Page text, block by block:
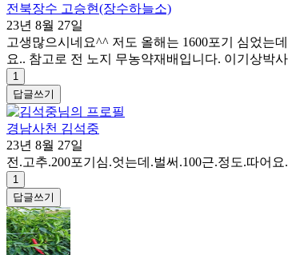
전북장수 고승현(장수하늘소)
23년 8월 27일
고생많으시네요^^ 저도 올해는 1600포기 심었는
요.. 참고로 전 노지 무농약재배입니다. 이기상박
1
답글쓰기
경남사천 김석중
23년 8월 27일
전.고추.200포기심.엇는데.벌써.100근.정도.따어
1
답글쓰기